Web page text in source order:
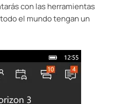
con las herramientas
el mundo tengan un